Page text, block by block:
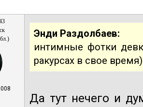
Энди Раздолбаев:
интимные фотки
ракурсах в свое время)
Да тут нечего и